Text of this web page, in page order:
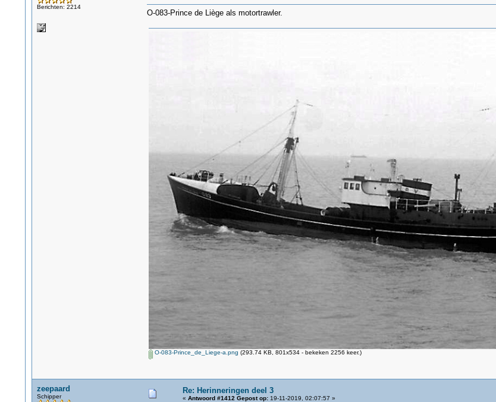
Berichten: 2214
O-083-Prince de Liège als motortrawler.
O-083-Prince_de_Liege-a.png (293.74 KB, 801x534 - bekeken 2256 keer.)
zeepaard
Schipper
Re: Herinneringen deel 3
« Antwoord #1412 Gepost op:19-11-2019, 02:07:57 »